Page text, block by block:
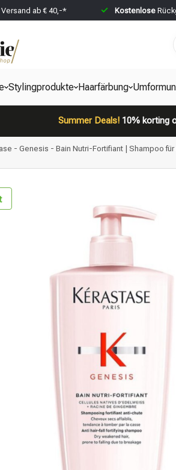
ab € 40,-* Kostenlose
Stylingprodukte Haarfärbung
Summer Deals!10% korting
- Genesis - Bain Nutri-Fortifiant | Shampoo